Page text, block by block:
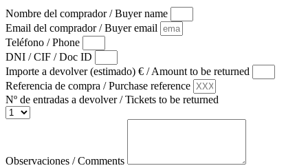
Nombre del comprador / Buyer name
Email del comprador / Buyer email
Teléfono / Phone
DNI / CIF / Doc ID
Importe a devolver (estimado) € / Amount to be returned
Referencia de compra / Purchase reference
Nº de entradas a devolver / Tickets to be returned
Observaciones / Comments